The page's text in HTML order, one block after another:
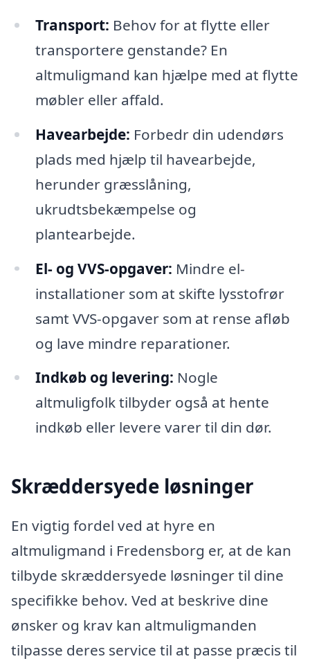
Transport: Behov for at flytte eller
transportere genstande? En
altmuligmand kan hjælpe med at flytte
møbler eller affald.
Havearbejde: Forbedr din udendørs
plads med hjælp til havearbejde,
herunder græsslåning,
ukrudtsbekæmpelse og
plantearbejde.
El- og VVS-opgaver: Mindre el-
installationer som at skifte lysstofrør
samt VVS-opgaver som at rense afløb
og lave mindre reparationer.
Indkøb og levering: Nogle
altmuligfolk tilbyder også at hente
indkøb eller levere varer til din dør.
Skræddersyede løsninger
En vigtig fordel ved at hyre en
altmuligmand i Fredensborg er, at de kan
tilbyde skræddersyede løsninger til dine
specifikke behov. Ved at beskrive dine
ønsker og krav kan altmuligmanden
tilpasse deres service til at passe præcis til